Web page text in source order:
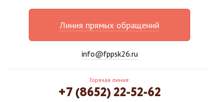
Линия прямых обращений
info@fppsk26.ru
Горячая линия:
+7 (8652) 22-52-62